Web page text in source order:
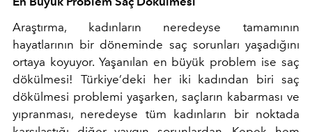
Araştırma, kadınların neredeyse tamamının
hayatlarının bir döneminde saç sorunları yaşadığını
ortaya koyuyor. Yaşanılan en büyük problem ise saç
dökülmesi! Türkiye’deki her iki kadından biri saç
dökülmesi problemi yaşarken, saçların kabarması ve
yıpranması, neredeyse tüm kadınların bir noktada